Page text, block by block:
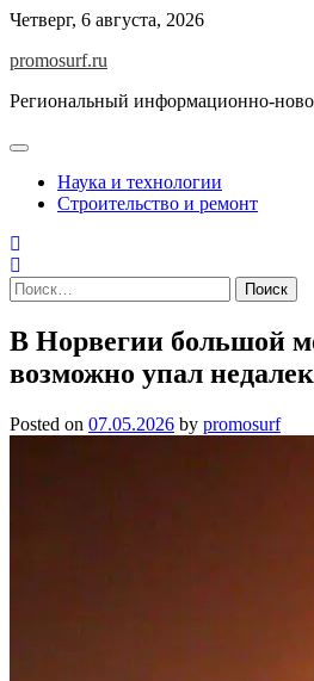
Skip
content
Четверг, 6 августа, 2026
promosurf.ru
Региональный информационно-
Наука и технологии
Строительство и ремонт
Найти:
В Норвегии большой
возможно упал
Posted on 07.05.2026 by promosurf